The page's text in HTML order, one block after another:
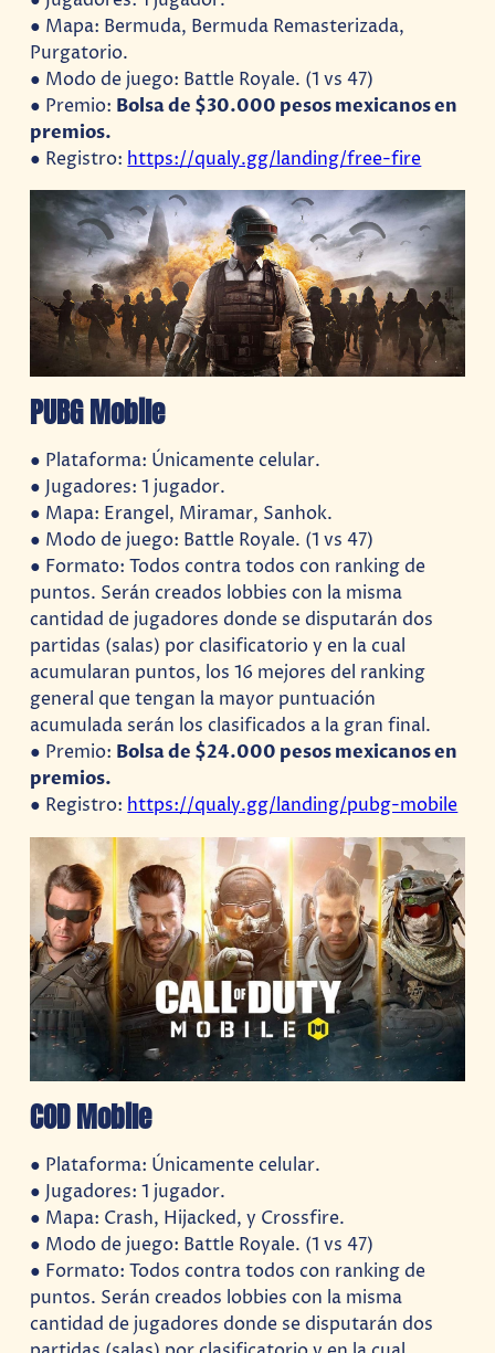
● Mapa: Bermuda, Bermuda Remasterizada,
Purgatorio.
● Modo de juego: Battle Royale. (1 vs 47)
● Premio: Bolsa de $30.000 pesos mexicanos en
premios.
● Registro: https://qualy.gg/landing/free-fire
PUBG Mobile
● Plataforma: Únicamente celular.
● Jugadores: 1 jugador.
● Mapa: Erangel, Miramar, Sanhok.
● Modo de juego: Battle Royale. (1 vs 47)
● Formato: Todos contra todos con ranking de
puntos. Serán creados lobbies con la misma
cantidad de jugadores donde se disputarán dos
partidas (salas) por clasificatorio y en la cual
acumularan puntos, los 16 mejores del ranking
general que tengan la mayor puntuación
acumulada serán los clasificados a la gran final.
● Premio: Bolsa de $24.000 pesos mexicanos en
premios.
● Registro:https://qualy.gg/landing/pubg-mobile
COD Mobile
● Plataforma: Únicamente celular.
● Jugadores: 1 jugador.
● Mapa: Crash, Hijacked, y Crossfire.
● Modo de juego: Battle Royale. (1 vs 47)
● Formato: Todos contra todos con ranking de
puntos. Serán creados lobbies con la misma
cantidad de jugadores donde se disputarán dos